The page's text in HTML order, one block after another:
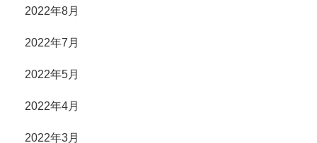
2022年8月
2022年7月
2022年5月
2022年4月
2022年3月